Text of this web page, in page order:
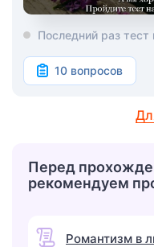
Последний раз тест
10 вопросов
Перед
рекомендуем
Романтизм в